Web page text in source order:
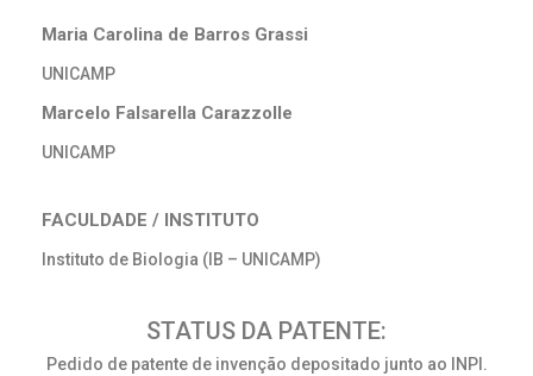
Maria Carolina de Barros Grassi
UNICAMP
Marcelo Falsarella Carazzolle
UNICAMP
FACULDADE / INSTITUTO
Instituto de Biologia (IB – UNICAMP)
STATUS DA PATENTE:
Pedido de patente de invenção depositado junto ao INPI.